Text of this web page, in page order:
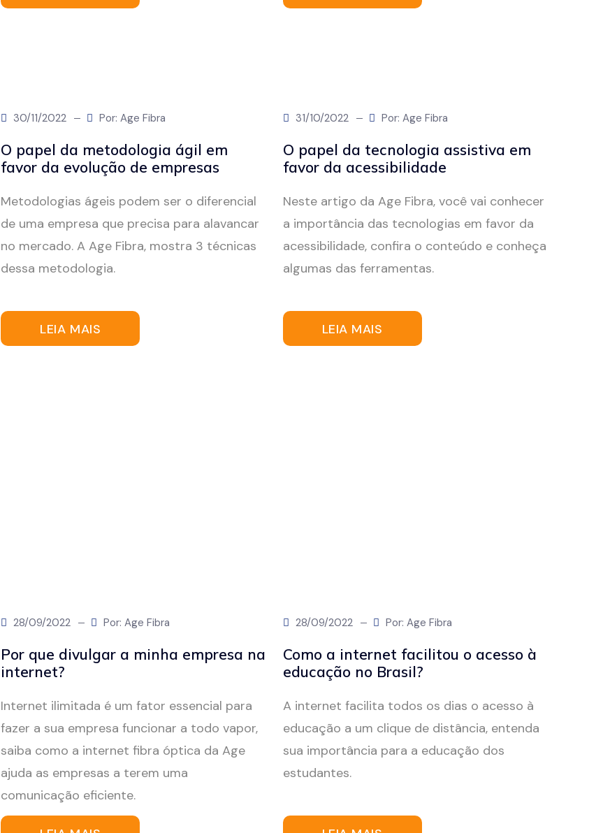
30/11/2022 Por: Age Fibra
O papel da metodologia ágil em
favor da evolução de empresas
Metodologias ágeis podem ser o diferencial
de uma empresa que precisa para alavancar
no mercado. A Age Fibra, mostra 3 técnicas
dessa metodologia.
LEIA MAIS
31/10/2022 Por: Age Fibra
O papel da tecnologia assistiva em
favor da acessibilidade
Neste artigo da Age Fibra, você vai conhecer
a importância das tecnologias em favor da
acessibilidade, confira o conteúdo e conheça
algumas das ferramentas.
LEIA MAIS
28/09/2022 Por: Age Fibra
Por que divulgar a minha empresa na
internet?
Internet ilimitada é um fator essencial para
fazer a sua empresa funcionar a todo vapor,
saiba como a internet fibra óptica da Age
ajuda as empresas a terem uma
comunicação eficiente.
28/09/2022 Por: Age Fibra
Como a internet facilitou o acesso à
educação no Brasil?
A internet facilita todos os dias o acesso à
educação a um clique de distância, entenda
sua importância para a educação dos
estudantes.